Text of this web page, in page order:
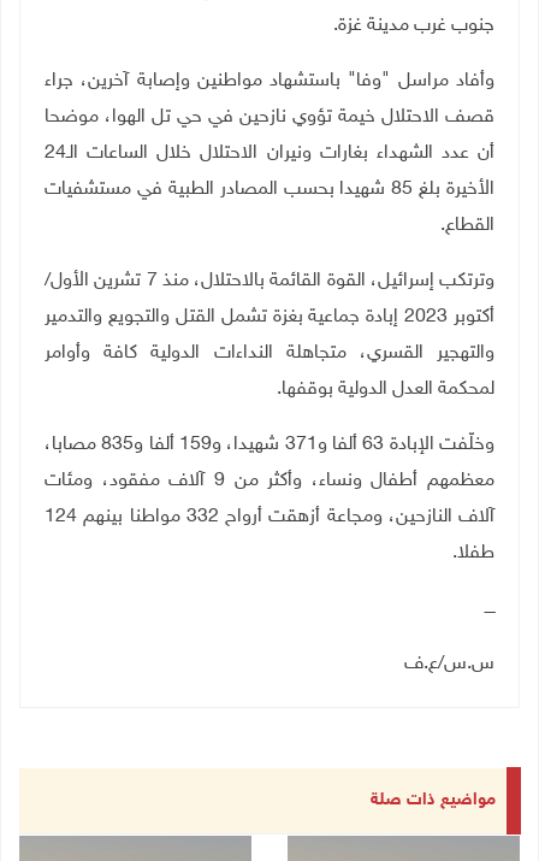
جنوب غرب مدينة غزة.
وأفاد مراسل "وفا" باستشهاد مواطنين وإصابة آخرين، جراء
قصف الاحتلال خيمة تؤوي نازحين في حي تل الهوا، موضحا
أن عدد الشهداء بغارات ونيران الاحتلال خلال الساعات الـ24
الأخيرة بلغ 85 شهيدا بحسب المصادر الطبية في مستشفيات
القطاع.
وترتكب إسرائيل، القوة القائمة بالاحتلال، منذ 7 تشرين الأول/
أكتوبر 2023 إبادة جماعية بغزة تشمل القتل والتجويع والتدمير
والتهجير القسري، متجاهلة النداءات الدولية كافة وأوامر
لمحكمة العدل الدولية بوقفها.
وخلّفت الإبادة 63 ألفا و371 شهيدا، و159 ألفا و835 مصابا،
معظمهم أطفال ونساء، وأكثر من 9 آلاف مفقود، ومئات
آلاف النازحين، ومجاعة أزهقت أرواح 332 مواطنا بينهم 124
طفلا.
ــــ
س.س/ع.ف
مواضيع ذات صلة